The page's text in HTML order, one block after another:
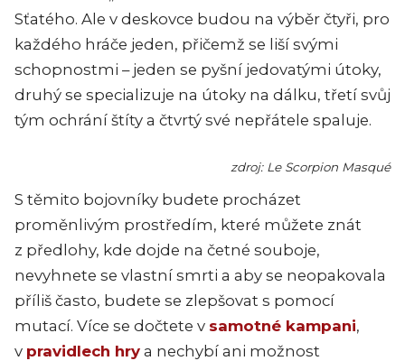
Sťatého. Ale v deskovce budou na výběr čtyři, pro
každého hráče jeden, přičemž se liší svými
schopnostmi – jeden se pyšní jedovatými útoky,
druhý se specializuje na útoky na dálku, třetí svůj
tým ochrání štíty a čtvrtý své nepřátele spaluje.
zdroj: Le Scorpion Masqué
S těmito bojovníky budete procházet
proměnlivým prostředím, které můžete znát
z předlohy, kde dojde na četné souboje,
nevyhnete se vlastní smrti a aby se neopakovala
příliš často, budete se zlepšovat s pomocí
mutací. Více se dočtete v samotné kampani,
v pravidlech hry a nechybí ani možnost